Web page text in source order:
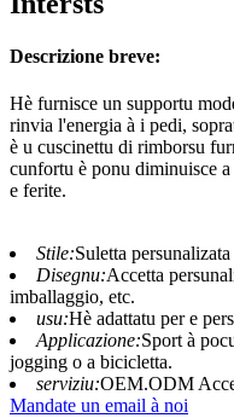
Descrizione breve:
Hè furnisce un supportu
rinvia l'energia à i pedi,
è u cuscinettu di rimborsu
cunfortu è ponu diminuisce
e ferite.
Stile:Suletta
Disegnu:Accetta
imballaggio, etc.
usu:Hè adattatu per e
Applicazione:Sport à
jogging o a bicicletta.
serviziu:OEM.ODM
Mandate un email à noi